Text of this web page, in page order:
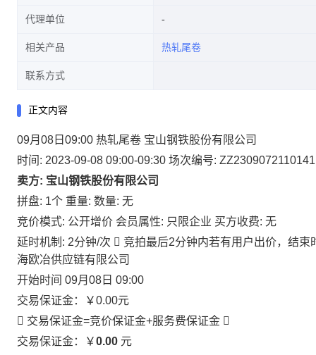
代理单位
相关产品 热轧尾卷
联系方式
正文内容
09月08日09:00 热轧尾卷 宝山钢铁股份有限公司
时间: 2023-09-08 09:00-09:30 场次编号: ZZ2309072110141
卖方: 宝山钢铁股份有限公司
拼盘: 1个 重量: 数量: 无
竞价模式: 公开增价 会员属性: 只限企业 买方收费: 无
延时机制: 2分钟/次  竞拍最后2分钟内若有用户出价，结
海欧冶供应链有限公司
开始时间 09月08日 09:00
交易保证金：
￥0.00元
 交易保证金=竞价保证金+服务费保证金 
交易保证金：￥0.00 元